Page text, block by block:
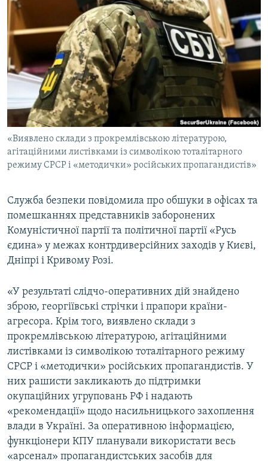
МУЛЬТИМЕДІА
ФОТО
СПЕЦПРОЄКТИ
ПОДКАСТИ
КРИМ РЕАЛІЇ
РУС
УКР
ДОЛУЧАЙСЯ!
Усі сайти RFE/RL
«Виявлено склади з прокремлівською літературою,
агітаційними листівками із символікою тоталітарного
режиму СРСР і «методички» російських пропагандистів»
Служба безпеки повідомила про обшуки в офісах та
помешканнях представників заборонених
Комуністичної партії та політичної партії «Русь
єдина» у межах контрдиверсійних заходів у Києві,
Дніпрі і Кривому Розі.
«У результаті слідчо-оперативних дій знайдено
зброю, георгіївські стрічки і прапори країни-
агресора. Крім того, виявлено склади з
прокремлівською літературою, агітаційними
листівками із символікою тоталітарного режиму
СРСР і «методички» російських пропагандистів. У
них рашисти закликають до підтримки
окупаційних угруповань РФ і надають
«рекомендації» щодо насильницького захоплення
влади в Україні. За оперативною інформацією,
функціонери КПУ планували використати весь
«арсенал» пропагандистських засобів для